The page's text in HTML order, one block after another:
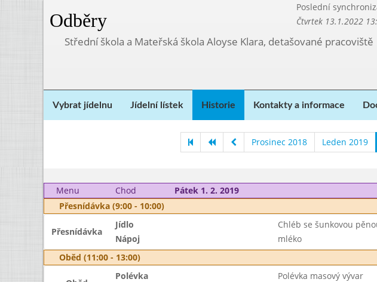
Odběry
Poslední
Čtvrtek 13.1.2022
Střední škola a Mateřská škola Aloyse Klara, detašované pracoviště
Vybrat jídelnu Jídelní lístek Historie Kontakty a informace
Prosinec 2018 Leden 2019
Menu
Chod Pátek 1. 2. 2019
Přesnídávka (9:00 - 10:00)
Přesnídávka
Jídlo Chléb se šunkovou
Nápoj
mléko
Oběd (11:00 - 13:00)
Polévka
Polévka masový vývar